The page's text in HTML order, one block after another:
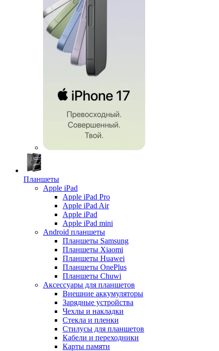
Планшеты
Apple iPad
Apple iPad Pro
Apple iPad Air
Apple iPad
Apple iPad mini
Android планшеты
Планшеты Samsung
Планшеты Xiaomi
Планшеты Huawei
Планшеты OnePlus
Планшеты Chuwi
Аксессуары для планшетов
Внешние аккумуляторы
Зарядные устройства
Чехлы и накладки
Стекла и пленки
Стилусы для планшетов
Кабели и переходники
Карты памяти